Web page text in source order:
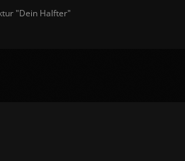
"Dein Halfter"